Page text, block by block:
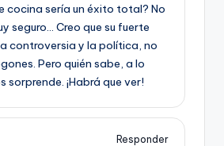
cocina sería un éxito total? No
seguro… Creo que su fuerte
controversia y la política, no
Pero quién sabe, a lo
sorprende. ¡Habrá que ver!
Responder